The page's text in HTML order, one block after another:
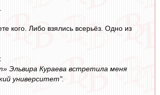
кого. Либо взялись всерьёз. Одно из
Эльвира Кураева встретила меня
университет".